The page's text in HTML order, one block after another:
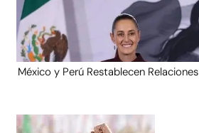
México y Perú Restablecen